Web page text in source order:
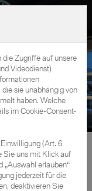
die Zugriffe auf unsere
Videodienst)
sie unabhängig von
haben. Welche
im Cookie-Consent-
(Art. 6
Sie uns mit Klick auf
„Auswahl erlauben“
jederzeit für die
deaktivieren Sie